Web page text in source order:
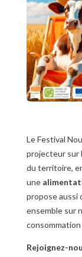
Le Festival
projecteur sur
du territoire,
une
propose aussi
ensemble sur
Rejoignez-